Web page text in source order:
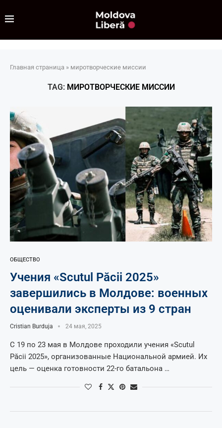
Главная страница » миротворческие миссии
TAG: МИРОТВОРЧЕСКИЕ МИССИИ
ОБЩЕСТВО
Учения «Scutul Păcii 2025»
завершились в Молдове: военных
оценивали эксперты из 9 стран
Cristian Burduja 24 мая, 2025
С 19 по 23 мая в Молдове проходили учения «Scutul
Păcii 2025», организованные Национальной армией. Их
цель — оценка готовности 22-го батальона …